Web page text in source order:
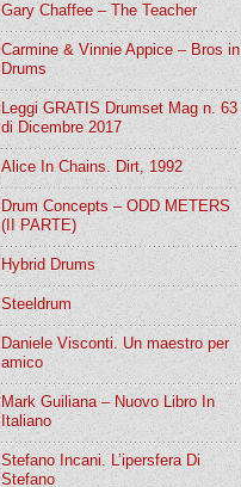
Gary Chaffee – The Teacher
Carmine & Vinnie Appice – Bros in
Drums
Leggi GRATIS Drumset Mag n. 63
di Dicembre 2017
Alice In Chains. Dirt, 1992
Drum Concepts – ODD METERS
(II PARTE)
Hybrid Drums
Steeldrum
Daniele Visconti. Un maestro per
amico
Mark Guiliana – Nuovo Libro In
Italiano
Stefano Incani. L’ipersfera Di
Stefano